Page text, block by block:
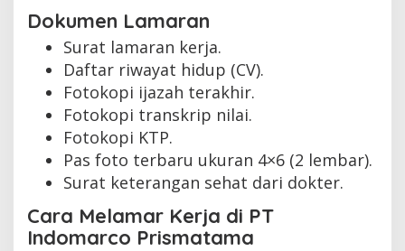
Dokumen Lamaran
Surat lamaran kerja.
Daftar riwayat hidup (CV).
Fotokopi ijazah terakhir.
Fotokopi transkrip nilai.
Fotokopi KTP.
Pas foto terbaru ukuran 4×6 (2 lembar).
Surat keterangan sehat dari dokter.
Cara Melamar Kerja di PT
Indomarco Prismatama